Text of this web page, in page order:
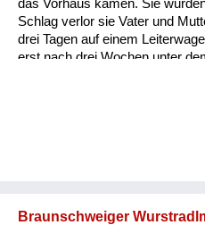
das Vorhaus kamen. Sie
Schlag verlor sie Vater und
drei Tagen auf einem
erst nach drei Wochen unter
meiner Schwester alles
Braunschweiger